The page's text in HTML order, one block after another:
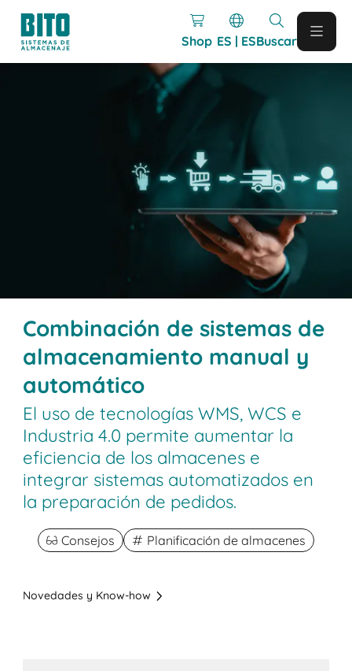
Shop ES | ESBuscar
Combinación de sistemas de
almacenamiento manual y
automático
El uso de tecnologías WMS, WCS e
Industria 4.0 permite aumentar la
eficiencia de los almacenes e
integrar sistemas automatizados en
la preparación de pedidos.
Consejos Planificación de almacenes
Novedades y Know-how